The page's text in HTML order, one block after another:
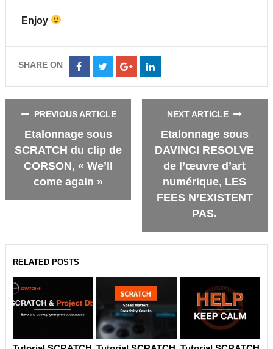
Enjoy
SHARE ON
Share
Facebook
Share
Twitter
Share
Google+
Share
LinkedIn
PREVIOUS ARTICLE
Etalonnage sous
SCRATCH du clip de
CORSON, « We’ll
come again »
NEXT ARTICLE
Etalonnage sous
DAVINCI RESOLVE
de l’œuvre d’art
numérique, LES
FEES N’EXISTENT
PAS.
RELATED POSTS